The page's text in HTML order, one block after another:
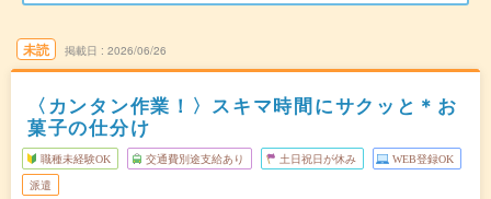
未読 掲載日 2026/06/26
〈カンタン作業！〉スキマ時間にサクッと＊お
菓子の仕分け
職種未経験OK 交通費別途支給あり 土日祝日が休み WEB登録OK
派遣